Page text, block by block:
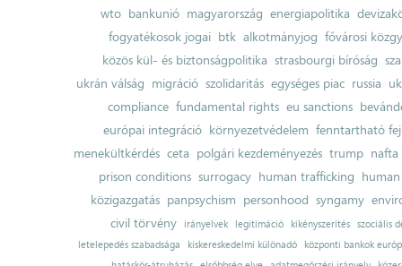
wto bankunió magyarország energiapolitika
fogyatékosok jogai btk alkotmányjog fővárosi
közös kül- és biztonságpolitika strasbourgi bíróság
ukrán válság migráció szolidaritás egységes piac russia
compliance fundamental rights eu sanctions
európai integráció környezetvédelem fenntartható
menekültkérdés ceta polgári kezdeményezés trump nafta
prison conditions surrogacy human trafficking
közigazgatás panpsychism personhood syngamy
civil törvény
irányelvek legitimáció kikényszerítés szociális
letelepedés szabadsága
kiskereskedelmi különadó
központi bankok